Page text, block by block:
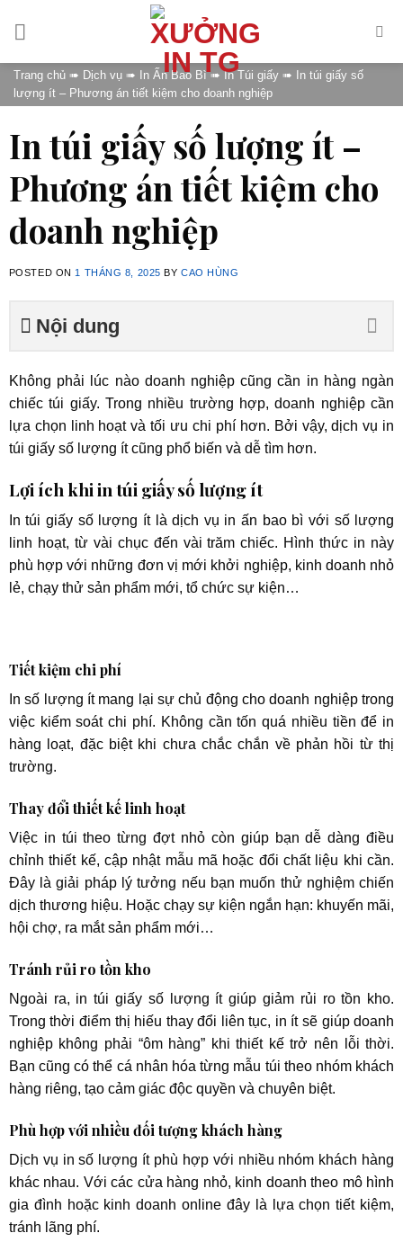
Trang chủ ➠ Dịch vụ ➠ In Ấn Bao Bì➠In Túi giấy ➠
In túi giấy số
lượng ít – Phương án tiết kiệm cho doanh nghiệp
In túi giấy số lượng ít –
Phương án tiết kiệm cho
doanh nghiệp
POSTED ON 1 THÁNG 8, 2025 BYCAO HÙNG
Nội dung
Không phải lúc nào doanh nghiệp cũng cần in hàng ngàn
chiếc túi giấy. Trong nhiều trường hợp, doanh nghiệp cần
lựa chọn linh hoạt và tối ưu chi phí hơn. Bởi vậy, dịch vụ in
túi giấy số lượng ít cũng phổ biến và dễ tìm hơn.
Lợi ích khi in túi giấy số lượng ít
In túi giấy số lượng ít là dịch vụ in ấn bao bì với số lượng
linh hoạt, từ vài chục đến vài trăm chiếc. Hình thức in này
phù hợp với những đơn vị mới khởi nghiệp, kinh doanh nhỏ
lẻ, chạy thử sản phẩm mới, tổ chức sự kiện…
Tiết kiệm chi phí
In số lượng ít mang lại sự chủ động cho doanh nghiệp trong
việc kiểm soát chi phí. Không cần tốn quá nhiều tiền để in
hàng loạt, đặc biệt khi chưa chắc chắn về phản hồi từ thị
trường.
Thay đổi thiết kế linh hoạt
Việc in túi theo từng đợt nhỏ còn giúp bạn dễ dàng điều
chỉnh thiết kế, cập nhật mẫu mã hoặc đổi chất liệu khi cần.
Đây là giải pháp lý tưởng nếu bạn muốn thử nghiệm chiến
dịch thương hiệu. Hoặc chạy sự kiện ngắn hạn: khuyến mãi,
hội chợ, ra mắt sản phẩm mới…
Tránh rủi ro tồn kho
Ngoài ra, in túi giấy số lượng ít giúp giảm rủi ro tồn kho.
Trong thời điểm thị hiếu thay đổi liên tục, in ít sẽ giúp doanh
nghiệp không phải “ôm hàng” khi thiết kế trở nên lỗi thời.
Bạn cũng có thể cá nhân hóa từng mẫu túi theo nhóm khách
hàng riêng, tạo cảm giác độc quyền và chuyên biệt.
Phù hợp với nhiều đối tượng khách hàng
Dịch vụ in số lượng ít phù hợp với nhiều nhóm khách hàng
khác nhau. Với các cửa hàng nhỏ, kinh doanh theo mô hình
gia đình hoặc kinh doanh online đây là lựa chọn tiết kiệm,
tránh lãng phí.